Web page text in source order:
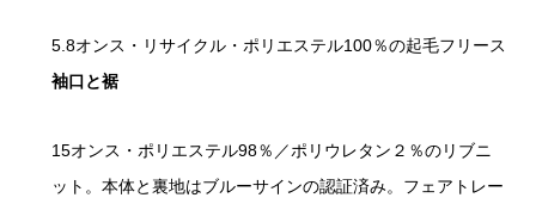
5.8オンス・リサイクル・ポリエステル100％の起毛フリース
袖口と裾
15オンス・ポリエステル98％／ポリウレタン２％のリブニ
ット。本体と裏地はブルーサインの認証済み。フェアトレー